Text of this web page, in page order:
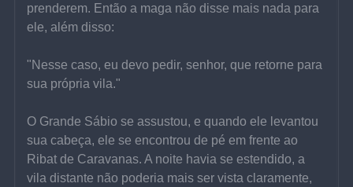
prenderem. Então a maga não disse mais nada para
ele, além disso:
"Nesse caso, eu devo pedir, senhor, que retorne para
sua própria vila."
O Grande Sábio se assustou, e quando ele levantou
sua cabeça, ele se encontrou de pé em frente ao
Ribat de Caravanas. A noite havia se estendido, a
vila distante não poderia mais ser vista claramente,